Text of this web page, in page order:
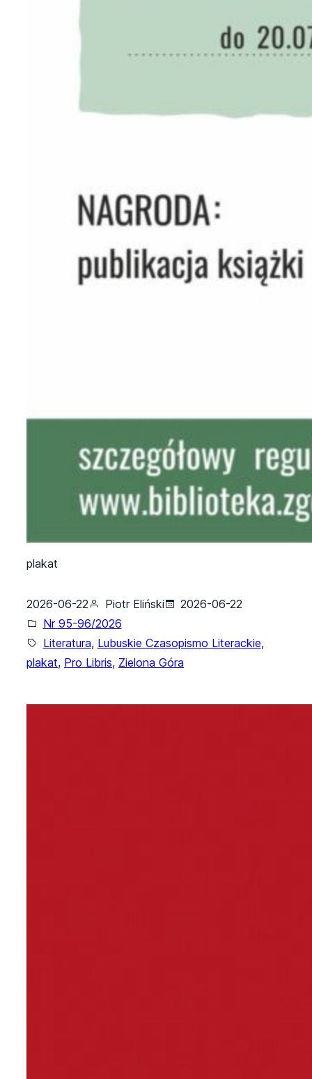
plakat
2026-06-22 Piotr Eliński
2026-06-22
Nr 95-96/2026
Literatura, Lubuskie Czasopismo Literackie,
plakat, Pro Libris, Zielona Góra